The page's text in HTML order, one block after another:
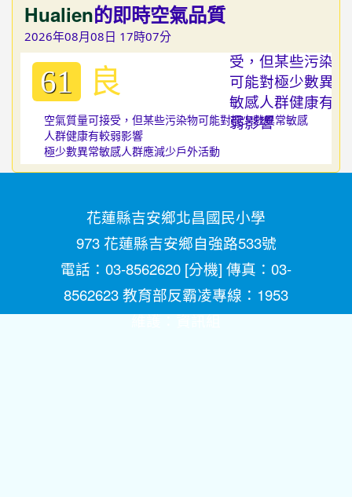
Hualien的即時空氣品質
2026年08月08日 17時07分
61 良
空氣質量可接受，但某些污染物可能對極少數異常敏感
人群健康有較弱影響
極少數異常敏感人群應減少戶外活動
花蓮縣吉安鄉北昌國民小學
973 花蓮縣吉安鄉自強路533號
電話：03-8562620 [分機] 傳真：03-
8562623 教育部反霸凌專線：1953
維護：資訊組